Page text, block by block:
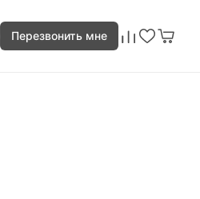
Перезвонить мне